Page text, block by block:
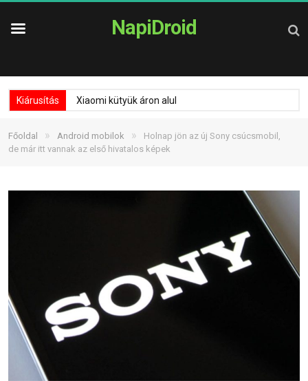
NapiDroid
Kiárusítás Xiaomi kütyük áron alul
Főoldal » Android mobilok »
Holnap jön az új Sony csúcsmobil,
de már itt vannak az első hivatalos képek